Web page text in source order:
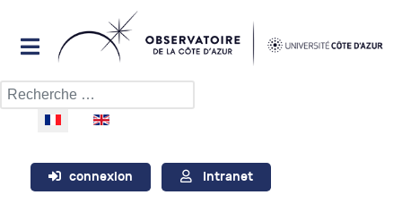
Rechercher
Sélectionnez votre langue
connexion Intranet